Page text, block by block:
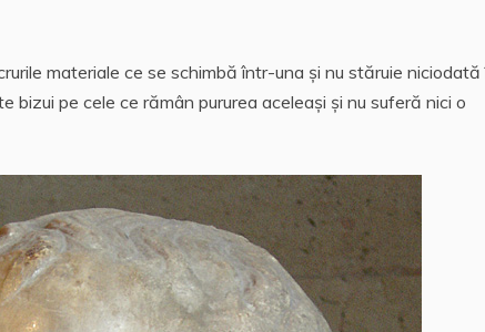
materiale ce se schimbă într-una şi nu stăruie niciodată
bizui pe cele ce rămân pururea aceleaşi şi nu suferă nici o